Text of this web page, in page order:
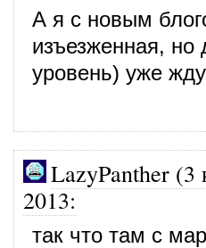
А я с новым
изъезженная,
уровень) уже
LazyPanther (3
2013:
так что там с